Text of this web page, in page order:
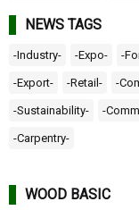
NEWS TAGS
-Industry- -Expo- -
-Export- -Retail- -
-Sustainability- -
-Carpentry-
WOOD BASIC